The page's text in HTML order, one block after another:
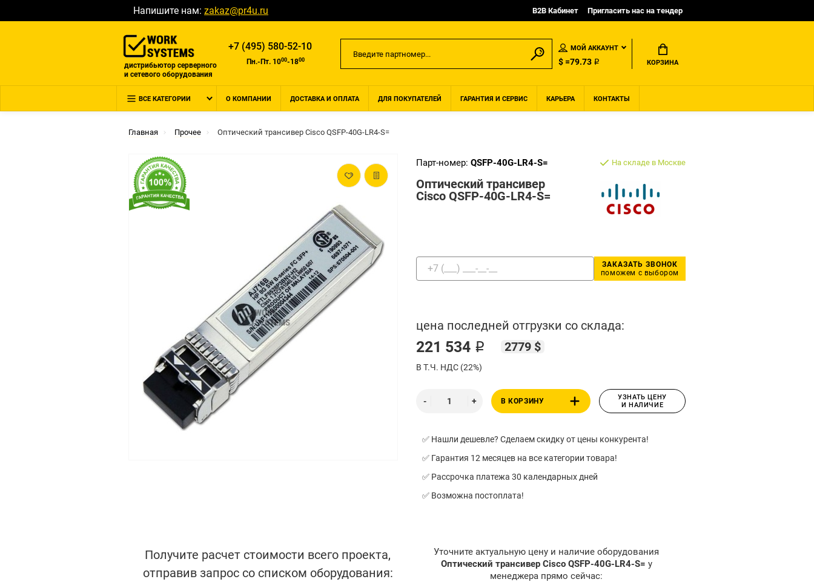
Напишите нам: zakaz@pr4u.ru B2B Кабинет Пригласить нас на тендер
дистрибьютор серверного
и сетевого оборудования
+7 (495) 580-52-10
Пн.-Пт. 1000-1800
МОЙ АККАУНТ
$ =79.73 ₽ КОРЗИНА
ВСЕ КАТЕГОРИИ О КОМПАНИИ ДОСТАВКА И ОПЛАТА ДЛЯ ПОКУПАТЕЛЕЙ ГАРАНТИЯ И СЕРВИС КАРЬЕРА КОНТАКТЫ
Главная Прочее Оптический трансивер Cisco QSFP-40G-LR4-S=
Парт-номер: QSFP-40G-LR4-S=
Оптический трансивер
Cisco QSFP-40G-LR4-S=
На складе в Москве
ЗАКАЗАТЬ ЗВОНОК
поможем с выбором
цена последней отгрузки со склада:
221 534 ₽ 2779 $
В Т.Ч. НДС (22%)
В КОРЗИНУ
УЗНАТЬ ЦЕНУ
И НАЛИЧИЕ
✅ Нашли дешевле? Сделаем скидку от цены конкурента!
✅ Гарантия 12 месяцев на все категории товара!
✅ Рассрочка платежа 30 календарных дней
✅ Возможна постоплата!
Получите расчет стоимости всего проекта,
отправив запрос со списком оборудования:
Уточните актуальную цену и наличие оборудования
Оптический трансивер Cisco QSFP-40G-LR4-S= у
менеджера прямо сейчас: